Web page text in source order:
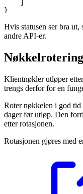
}
Hvis statusen ser bra ut,
andre API-er.
Nøkkelrotering
Klientnøkler utløper
trengs derfor for en
Roter nøkkelen i god
dager før utløp. Den
etter rotasjonen.
Rotasjonen gjøres med